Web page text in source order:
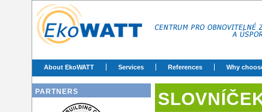
About EkoWATT Services References Why
PARTNERS